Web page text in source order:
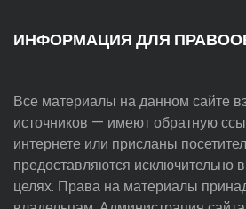
ИНФОРМАЦИЯ ДЛЯ
Все материалы на данном сайте
источников — имеют обратную
интернете или присланы
предоставляются исключительно
целях. Права на материалы